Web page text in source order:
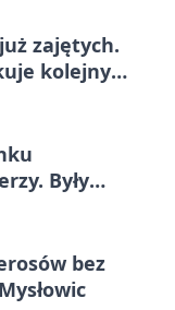
zajętych.
kolejny
Były
bez